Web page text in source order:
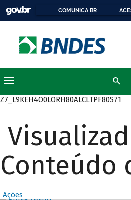
COMUNICA BR
Z7_L9KEH4O0LORH80ALCLTPF80S71
Conteúdo
Ações